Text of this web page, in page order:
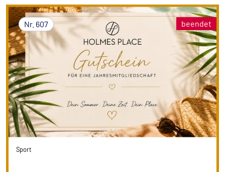
Nr. 607 beendet
Sport